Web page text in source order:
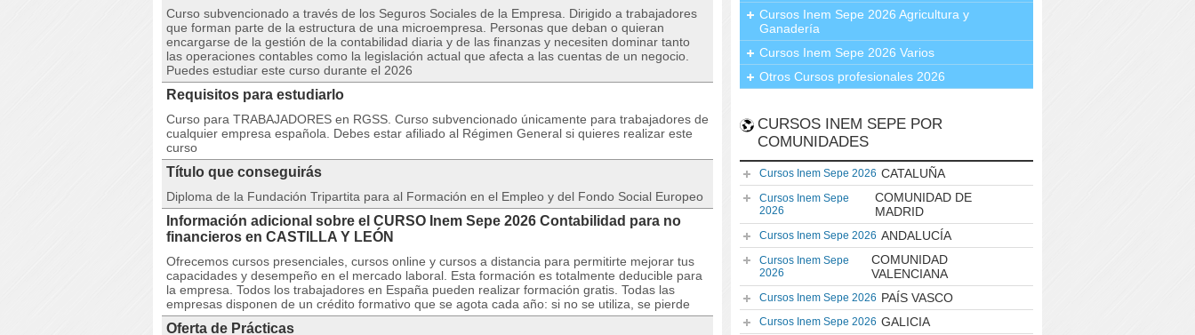
Curso subvencionado a través de los Seguros Sociales de la Empresa. Dirigido a trabajadores
que forman parte de la estructura de una microempresa. Personas que deban o quieran
encargarse de la gestión de la contabilidad diaria y de las finanzas y necesiten dominar tanto
las operaciones contables como la legislación actual que afecta a las cuentas de un negocio.
Puedes estudiar este curso durante el 2026
Requisitos para estudiarlo
Curso para TRABAJADORES en RGSS. Curso subvencionado únicamente para trabajadores de
cualquier empresa española. Debes estar afiliado al Régimen General si quieres realizar este
curso
Título que conseguirás
Diploma de la Fundación Tripartita para al Formación en el Empleo y del Fondo Social Europeo
Información adicional sobre el CURSO Inem Sepe 2026 Contabilidad para no
financieros en CASTILLA Y LEÓN
Ofrecemos cursos presenciales, cursos online y cursos a distancia para permitirte mejorar tus
capacidades y desempeño en el mercado laboral. Esta formación es totalmente deducible para
la empresa. Todos los trabajadores en España pueden realizar formación gratis. Todas las
empresas disponen de un crédito formativo que se agota cada año: si no se utiliza, se pierde
Oferta de Prácticas
Cursos Inem Sepe 2026 Agricultura y
Ganadería
Cursos Inem Sepe 2026 Varios
Otros Cursos profesionales 2026
CURSOS INEM SEPE POR
COMUNIDADES
Cursos Inem Sepe 2026 CATALUÑA
Cursos Inem Sepe
2026
COMUNIDAD DE
MADRID
Cursos Inem Sepe 2026 ANDALUCÍA
Cursos Inem Sepe
2026
COMUNIDAD
VALENCIANA
Cursos Inem Sepe 2026 PAÍS VASCO
Cursos Inem Sepe 2026 GALICIA